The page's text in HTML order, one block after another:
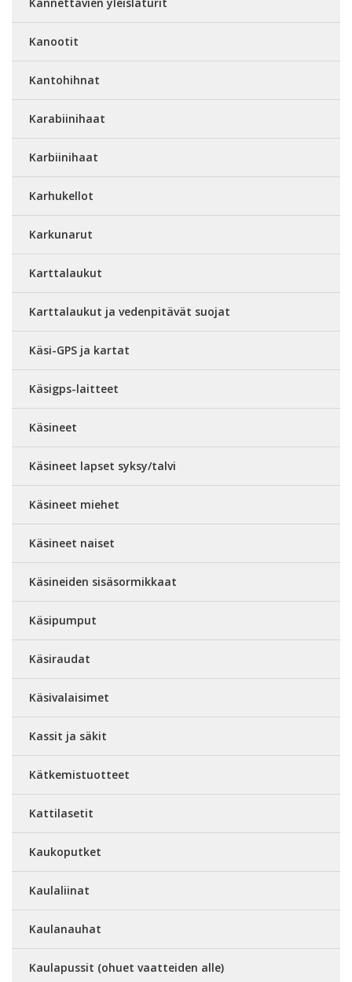
Kanootit
Kantohihnat
Karabiinihaat
Karbiinihaat
Karhukellot
Karkunarut
Karttalaukut
Karttalaukut ja vedenpitävät suojat
Käsi-GPS ja kartat
Käsigps-laitteet
Käsineet
Käsineet lapset syksy/talvi
Käsineet miehet
Käsineet naiset
Käsineiden sisäsormikkaat
Käsipumput
Käsiraudat
Käsivalaisimet
Kassit ja säkit
Kätkemistuotteet
Kattilasetit
Kaukoputket
Kaulaliinat
Kaulanauhat
Kaulapussit (ohuet vaatteiden alle)